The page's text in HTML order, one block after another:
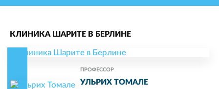
КЛИНИКА ШАРИТЕ В БЕРЛИНЕ
ПРОФЕССОР
УЛЬРИХ ТОМАЛЕ